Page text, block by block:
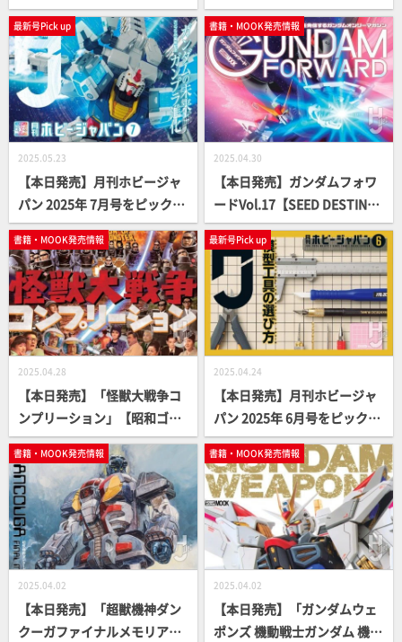
ット】
ーパー戦隊】
最新号Pick up
2025.05.23
【本日発売】月刊ホビージャ
パン 2025年 7月号をピックア
ップ！
書籍・MOOK発売情報
2025.04.30
【本日発売】ガンダムフォワ
ードVol.17【SEED DESTIN
Y】
書籍・MOOK発売情報
2025.04.28
【本日発売】「怪獣大戦争コ
ンプリーション」【昭和ゴジ
ラ】
最新号Pick up
2025.04.24
【本日発売】月刊ホビージャ
パン 2025年 6月号をピックア
ップ！
書籍・MOOK発売情報
2025.04.02
【本日発売】「超獣機神ダン
クーガファイナルメモリア
書籍・MOOK発売情報
2025.04.02
【本日発売】「ガンダムウェ
ポンズ 機動戦士ガンダム 機動